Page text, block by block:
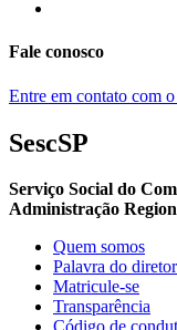
Fale conosco
Entre em contato com
SescSP
Serviço Social do
Administração
Quem somos
Palavra do diretor
Matricule-se
Transparência